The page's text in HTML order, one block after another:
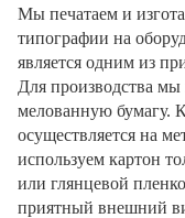
Мы печатаем и
типографии на
является одним из
Для производства
мелованную бумагу.
осуществляется на
используем картон
или глянцевой
приятный внешний